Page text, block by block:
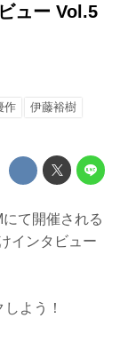
ュー Vol.5
作
伊藤裕樹
て開催される
インタビュー
よう！